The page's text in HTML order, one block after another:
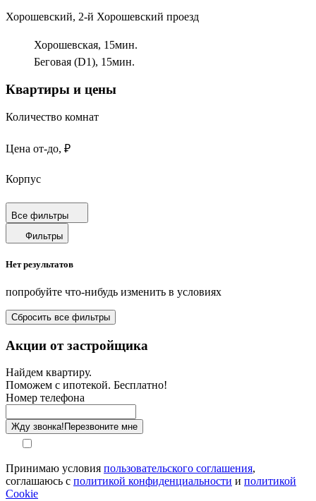
Хорошевский, 2-й Хорошевский проезд
Хорошевская, 15мин.
Беговая (D1), 15мин.
Квартиры и цены
Количество комнат
Цена от-до, ₽
Корпус
Срок сдачи
Площадь от-до, м²
Площадь кухни от-до, м²
Площадь балкона от-до, м²
Санузел
Этаж
Способ оплаты
Все фильтры
Фильтры
Нет результатов
попробуйте что-нибудь изменить в условиях
Сбросить все фильтры
Акции от застройщика
Найдем квартиру.
Поможем с ипотекой. Бесплатно!
Номер телефона
Жду звонка! Перезвоните мне
Принимаю условия пользовательского соглашения,
соглашаюсь с политикой конфиденциальности и политикой
Cookie